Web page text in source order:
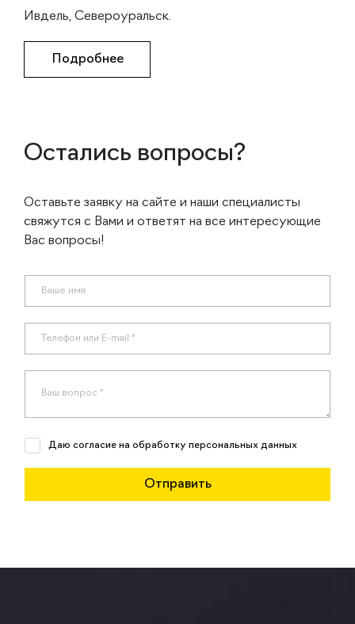
Ивдель, Североуральск.
Подробнее
Остались вопросы?
Оставьте заявку на сайте и наши специалисты
свяжутся с Вами и ответят на все интересующие
Вас вопросы!
Даю согласие на обработку персональных данных